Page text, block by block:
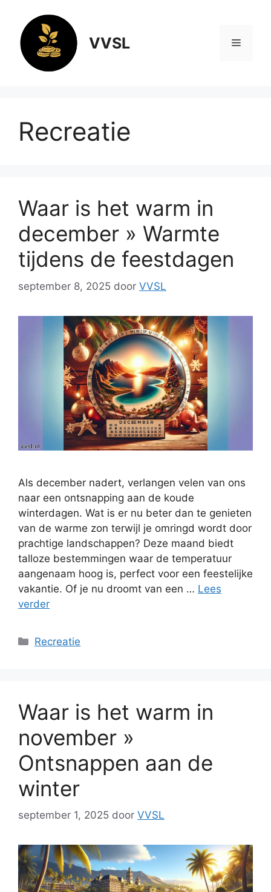
inhoud
VVSL Menu
Recreatie
Waar is het warm in
december » Warmte
tijdens de feestdagen
september 8, 2025 door VVSL
Als december nadert, verlangen velen van ons
naar een ontsnapping aan de koude
winterdagen. Wat is er nu beter dan te genieten
van de warme zon terwijl je omringd wordt door
prachtige landschappen? Deze maand biedt
talloze bestemmingen waar de temperatuur
aangenaam hoog is, perfect voor een feestelijke
vakantie. Of je nu droomt van een … Lees
verder
Categorieën
Recreatie
Waar is het warm in
november »
Ontsnappen aan de
winter
september 1, 2025 door VVSL